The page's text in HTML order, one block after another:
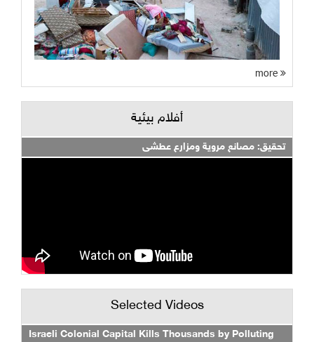
أفلام بيئية
تحقيق: مصانع مروية ومزارع عطشى
Selected Videos
Israeli Colonial Capital Kills Thousands by Polluting